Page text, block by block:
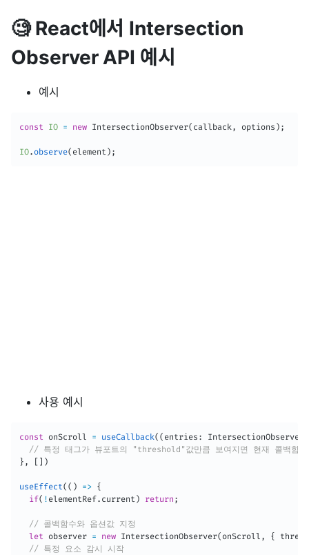
🧐 React에서 Intersection
Observer API 예시
예시
const IO = new IntersectionObserver( callback, options ) ;
IO. observe( element ) ;
사용 예시
const onScroll = useCallback( ( entries :
// 특정 태그가 뷰포트의 "threshold"값만큼 보여지면 현재 콜백함
} , )
useEffect( ( ) => {
if( ! elementRef. current ) return ;
// 콜백함수와 옵션값 지정
let observer = new IntersectionObserver( onScroll , {
// 특정 요소 감시 시작